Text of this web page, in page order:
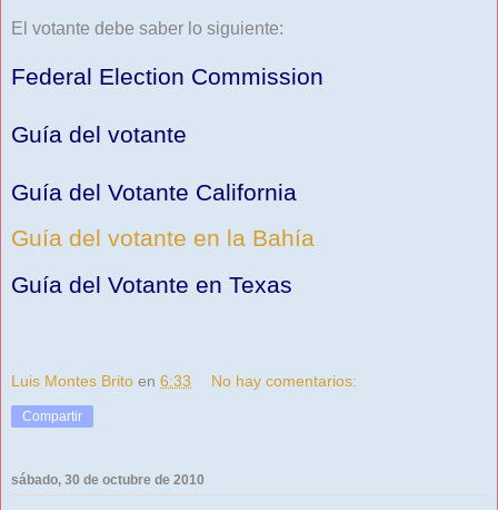
El votante debe saber lo siguiente:
Federal Election Commission
Guía del votante
Guía del Votante California
Guía del votante en la Bahía
Guía del Votante en Texas
Luis Montes Brito en 6:33 No hay comentarios:
Compartir
sábado, 30 de octubre de 2010